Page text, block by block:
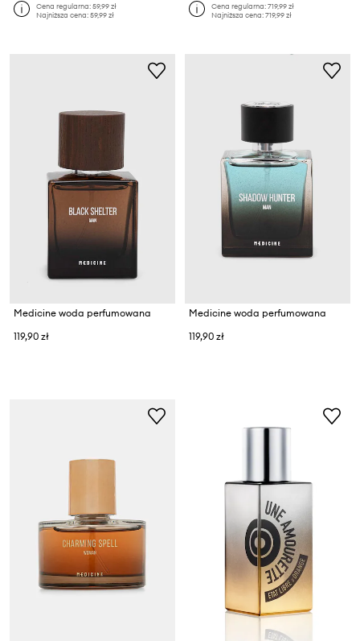
Cena regularna:59,99 zł
Najniższa cena:59,99 zł
Cena regularna:719,99 zł
Najniższa cena:719,99 zł
Medicine woda perfumowana
119,90 zł
Medicine woda perfumowana
119,90 zł